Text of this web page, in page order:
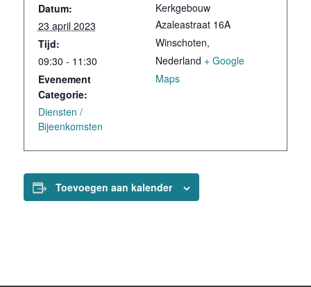
Datum:
23 april 2023
Tijd:
09:30 - 11:30
Evenement
Categorie:
Diensten /
Bijeenkomsten
Kerkgebouw
Azaleastraat 16A
Winschoten,
Nederland + Google
Maps
Toevoegen aan kalender